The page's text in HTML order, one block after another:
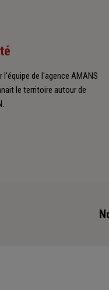
de l'agence AMANS
le territoire autour de